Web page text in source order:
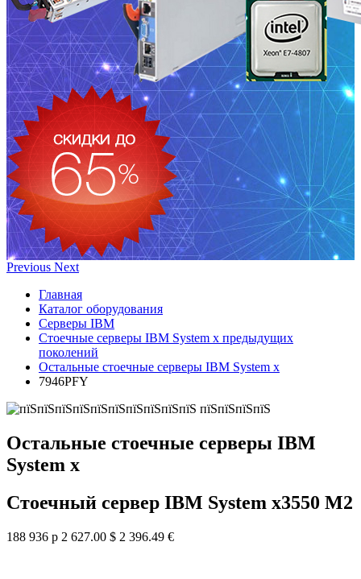
Previous Next
Главная
Каталог оборудования
Серверы IBM
Стоечные серверы IBM System x предыдущих
поколений
Остальные стоечные серверы IBM System x
7946PFY
Остальные стоечные серверы IBM
System x
Стоечный сервер IBM System x3550 M2
188 936 р 2 627.00 $ 2 396.49 €